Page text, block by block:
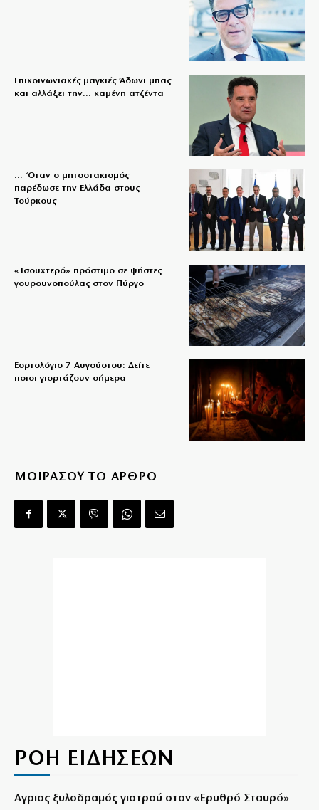
Επικοινωνιακές μαγκιές Άδωνι μπας
και αλλάξει την… καμένη ατζέντα
… Όταν ο μητσοτακισμός
παρέδωσε την Ελλάδα στους
Τούρκους
«Τσουχτερό» πρόστιμο σε ψήστες
γουρουνοπούλας στον Πύργο
Εορτολόγιο 7 Αυγούστου: Δείτε
ποιοι γιορτάζουν σήμερα
ΜΟΙΡΑΣΟΥ ΤΟ ΑΡΘΡΟ
ΡΟΗ ΕΙΔΗΣΕΩΝ
Αγριος ξυλοδραμός γιατρού στον «Ερυθρό Σταυρό»